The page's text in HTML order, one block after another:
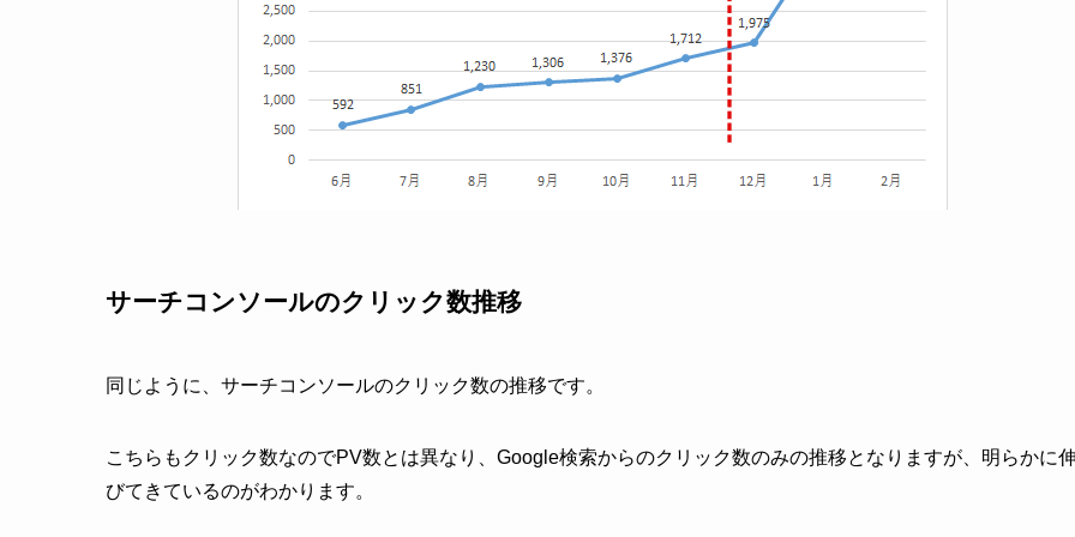
サーチコンソールのクリック数推移
同じように、サーチコンソールのクリック数の推移です。
こちらもクリック数なのでPV数とは異なり、Google検索からのクリック数のみの推移となりますが、明らかに
びてきているのがわかります。